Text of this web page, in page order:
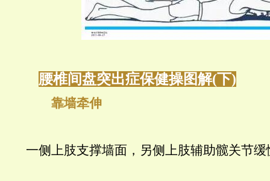
腰椎间盘突出症保健操图解(下)
靠墙牵伸
一侧上肢支撑墙面，另侧上肢辅助髋关节